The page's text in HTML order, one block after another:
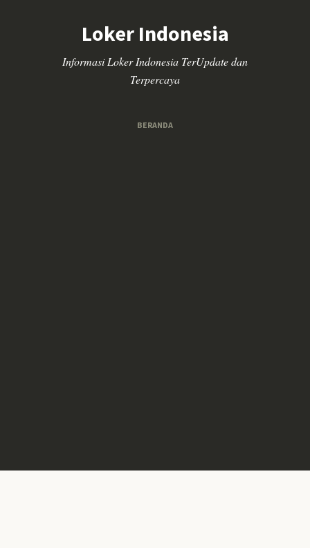
Loker Indonesia
Informasi Loker Indonesia TerUpdate dan
Terpercaya
BERANDA